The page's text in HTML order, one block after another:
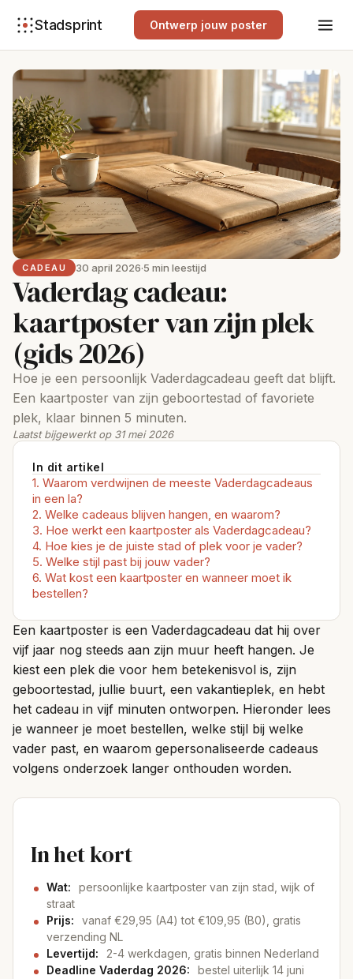
Stadsprint Ontwerp jouw poster
CADEAU 30 april 2026·5 min leestijd
Vaderdag cadeau:
kaartposter van zijn plek
(gids 2026)
Hoe je een persoonlijk Vaderdagcadeau geeft dat blijft.
Een kaartposter van zijn geboortestad of favoriete
plek, klaar binnen 5 minuten.
Laatst bijgewerkt op 31 mei 2026
In dit artikel
Waarom verdwijnen de meeste Vaderdagcadeaus
in een la?
Welke cadeaus blijven hangen, en waarom?
Hoe werkt een kaartposter als Vaderdagcadeau?
Hoe kies je de juiste stad of plek voor je vader?
Welke stijl past bij jouw vader?
Wat kost een kaartposter en wanneer moet ik
bestellen?
Een kaartposter is een Vaderdagcadeau dat hij over
vijf jaar nog steeds aan zijn muur heeft hangen. Je
kiest een plek die voor hem betekenisvol is, zijn
geboortestad, jullie buurt, een vakantieplek, en hebt
het cadeau in vijf minuten ontworpen. Hieronder lees
je wanneer je moet bestellen, welke stijl bij welke
vader past, en waarom gepersonaliseerde cadeaus
volgens onderzoek langer onthouden worden.
In het kort
Wat:
persoonlijke kaartposter van zijn stad, wijk of
straat
Prijs:
vanaf €29,95 (A4) tot €109,95 (B0), gratis
verzending NL
Levertijd:
2-4 werkdagen, gratis binnen Nederland
Deadline Vaderdag 2026:
bestel uiterlijk 14 juni